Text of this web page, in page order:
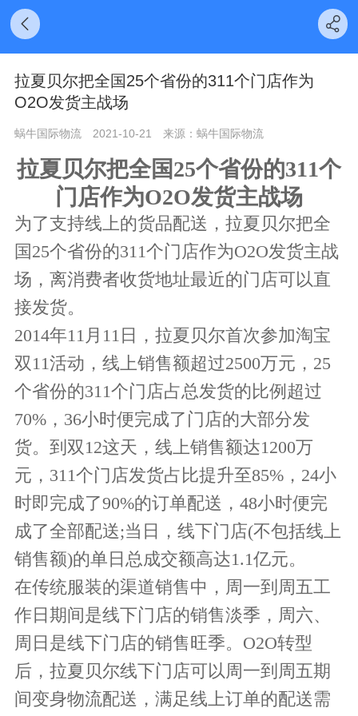
拉夏贝尔把全国25个省份的311个门店作为
O2O发货主战场
蜗牛国际物流 2021-10-21 来源：蜗牛国际物流
拉夏贝尔把全国25个省份的311个
门店作为O2O发货主战场
为了支持线上的货品配送，拉夏贝尔把全
国25个省份的311个门店作为O2O发货主战
场，离消费者收货地址最近的门店可以直
接发货。
2014年11月11日，拉夏贝尔首次参加淘宝
双11活动，线上销售额超过2500万元，25
个省份的311个门店占总发货的比例超过
70%，36小时便完成了门店的大部分发
货。到双12这天，线上销售额达1200万
元，311个门店发货占比提升至85%，24小
时即完成了90%的订单配送，48小时便完
成了全部配送;当日，线下门店(不包括线上
销售额)的单日总成交额高达1.1亿元。
在传统服装的渠道销售中，周一到周五工
作日期间是线下门店的销售淡季，周六、
周日是线下门店的销售旺季。O2O转型
后，拉夏贝尔线下门店可以周一到周五期
间变身物流配送，满足线上订单的配送需